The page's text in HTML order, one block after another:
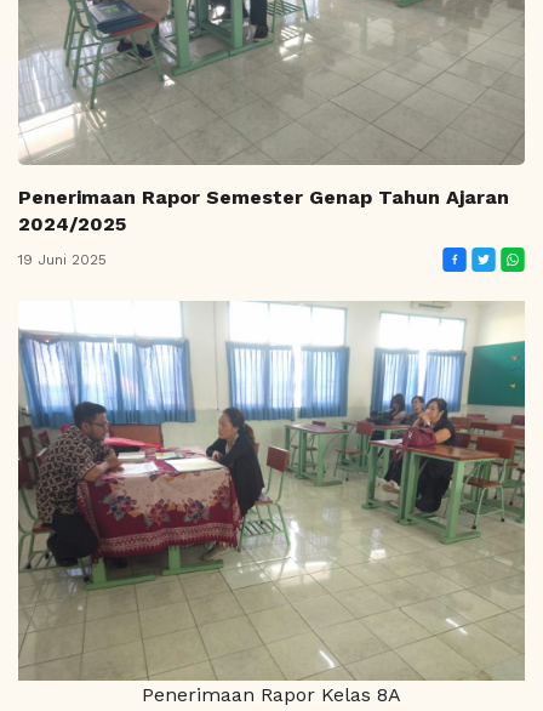
Penerimaan Rapor Semester Genap Tahun Ajaran
2024/2025
19 Juni 2025
Penerimaan Rapor Kelas 8A